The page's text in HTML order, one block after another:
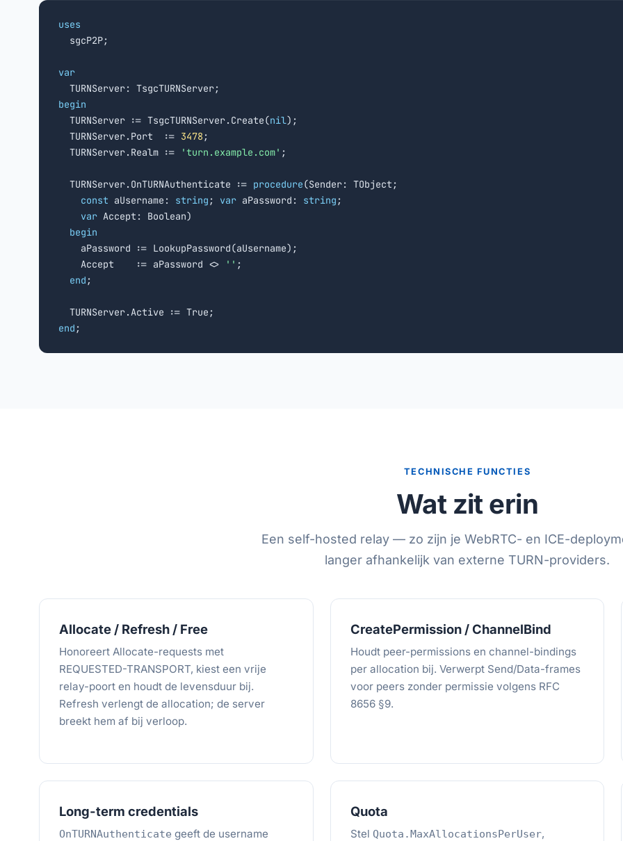
uses
sgcP2P;
var
begin
TURNServer := TsgcTURNServer.Create(nil);
  TURNServer.Port  :=
3478 ;
  TURNServer.Realm :=
'turn.example.com' ;
  TURNServer.OnTURNAuthenticate :=
procedure(Sender: TObject;
const aUsername: string ; var aPassword: string ;
var Accept: Boolean)
begin
    aPassword := LookupPassword(aUsername);
    Accept    := aPassword <>
'' ;
end ;
end ;
TECHNISCHE FUNCTIES
Wat zit erin
Een self-hosted relay — zo zijn je WebRTC- en ICE-
langer afhankelijk van externe TURN-providers.
Allocate / Refresh / Free
Honoreert Allocate-requests met
REQUESTED-TRANSPORT, kiest een vrije
relay-poort en houdt de levensduur bij.
Refresh verlengt de allocation; de server
breekt hem af bij verloop.
CreatePermission / ChannelBind
Houdt peer-permissions en channel-bindings
per allocation bij. Verwerpt Send/Data-frames
voor peers zonder permissie volgens RFC
8656 §9.
Long-term credentials
OnTURNAuthenticate geeft de username
Quota
Stel Quota.MaxAllocationsPerUser,